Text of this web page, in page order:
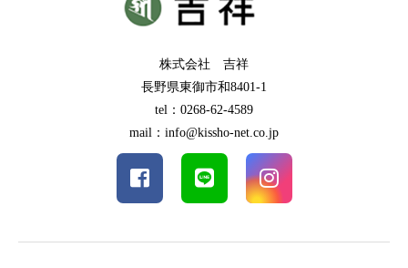
株式会社 吉祥
長野県東御市和8401-1
tel：0268-62-4589
mail：info@kissho-net.co.jp